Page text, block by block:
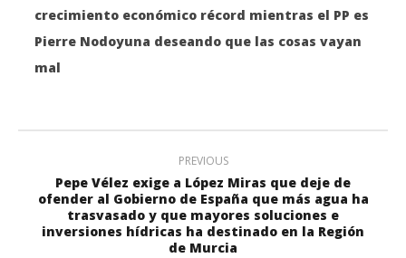
crecimiento económico récord mientras el PP es
Pierre Nodoyuna deseando que las cosas vayan
mal
PREVIOUS
Pepe Vélez exige a López Miras que deje de
ofender al Gobierno de España que más agua ha
trasvasado y que mayores soluciones e
inversiones hídricas ha destinado en la Región
de Murcia